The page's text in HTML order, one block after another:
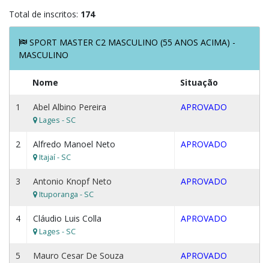
Total de inscritos: 174
SPORT MASTER C2 MASCULINO (55 ANOS ACIMA) -
MASCULINO
Nome Situação
1 Abel Albino Pereira
Lages - SC
APROVADO
2 Alfredo Manoel Neto
Itajaí - SC
APROVADO
3 Antonio Knopf Neto
Ituporanga - SC
APROVADO
4 Cláudio Luis Colla
Lages - SC
APROVADO
5 Mauro Cesar De Souza APROVADO